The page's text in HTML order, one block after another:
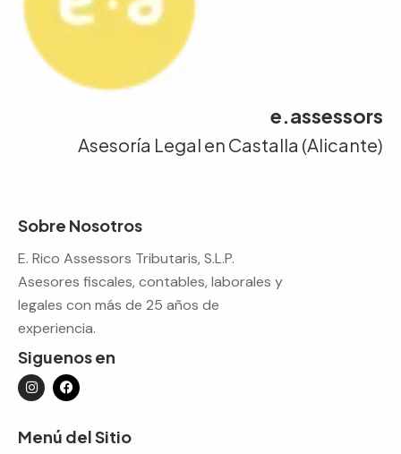
e.assessors
Asesoría Legal en Castalla (Alicante)
Sobre Nosotros
E. Rico Assessors Tributaris, S.L.P.
Asesores fiscales, contables, laborales y
legales con más de 25 años de
experiencia.
Siguenos en
Menú del Sitio